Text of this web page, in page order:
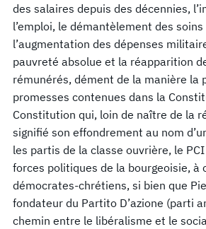
des salaires depuis des décennies,
l’emploi, le démantèlement des
l’augmentation des dépenses
pauvreté absolue et la réapparition
rémunérés, dément de la manière la
promesses contenues dans la
Constitution qui, loin de naître de la
signifié son effondrement au nom
les partis de la classe ouvrière, le
forces politiques de la bourgeoisie, à
démocrates-chrétiens, si bien que
fondateur du Partito D’azione (parti
chemin entre le libéralisme et le